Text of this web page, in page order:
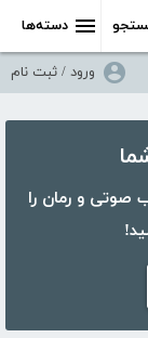
دسته‌ها
ورود / ثبت نام
از ۵۰،۰۰۰ کتاب، کتاب صوتی و رمان را